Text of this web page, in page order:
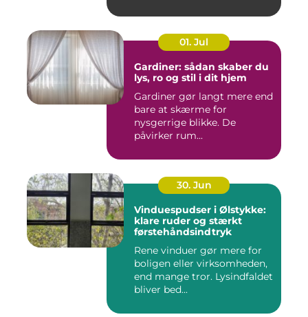
01. Jul
Gardiner: sådan skaber du
lys, ro og stil i dit hjem
Gardiner gør langt mere end
bare at skærme for
nysgerrige blikke. De
påvirker rum...
30. Jun
Vinduespudser i Ølstykke:
klare ruder og stærkt
førstehåndsindtryk
Rene vinduer gør mere for
boligen eller virksomheden,
end mange tror. Lysindfaldet
bliver bed...